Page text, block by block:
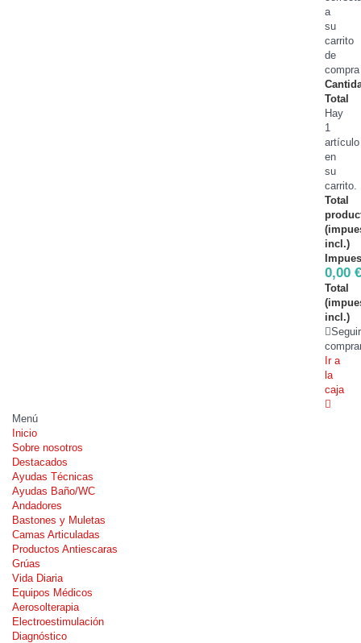
a
su
carrito
de
compra
Total
Hay
1
artículo
en
su
carrito.
Total
incl.)
0,00
Total
incl.)
Seguir
Ir a
la
caja
Menú
Inicio
Sobre nosotros
Destacados
Ayudas Técnicas
Ayudas Baño/WC
Andadores
Bastones y Muletas
Camas Articuladas
Productos Antiescaras
Grúas
Vida Diaria
Equipos Médicos
Aerosolterapia
Electroestimulación
Diagnóstico